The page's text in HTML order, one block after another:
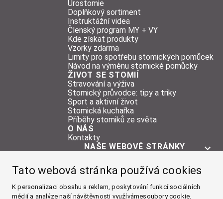
Tato webová stránka používá cookies
K personalizaci obsahu a reklam, poskytování funkcí sociálních
médií a analýze naší návštěvnosti využívámesoubory cookie.
Urostomie
Doplňkový sortiment
Instruktážní videa
Členský program MY + VY
Kde získat produkty
Vzorky zdarma
Limity pro spotřebu stomických pomůcek
Návod na výměnu stomické pomůcky
ŽIVOT SE STOMIÍ
Stravování a výživa
Stomický průvodce: tipy a triky
Sport a aktivní život
Stomická kuchařka
Příběhy stomiků ze světa
O NÁS
Kontakty
NAŠE WEBOVÉ STRÁNKY
POMŮCKY
ŽIVOT SE STOMIÍ